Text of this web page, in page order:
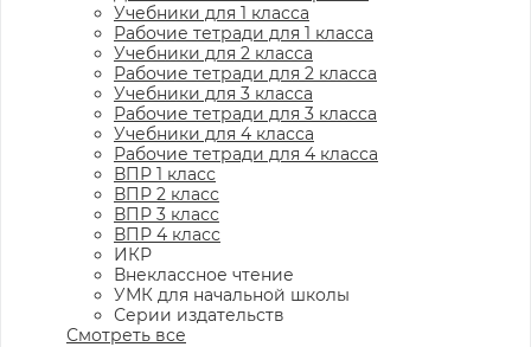
Учебники для 1 класса
Рабочие тетради для 1 класса
Учебники для 2 класса
Рабочие тетради для 2 класса
Учебники для 3 класса
Рабочие тетради для 3 класса
Учебники для 4 класса
Рабочие тетради для 4 класса
ВПР 1 класс
ВПР 2 класс
ВПР 3 класс
ВПР 4 класс
ИКР
Внеклассное чтение
УМК для начальной школы
Серии издательств
Смотреть все